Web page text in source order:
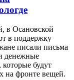
в Осановской
в поддержку
писали письма
денежные
будут
на фронте вещей.